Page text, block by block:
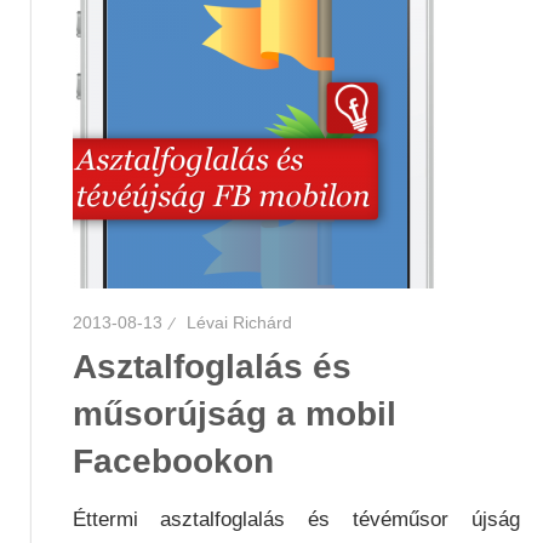
2013-08-13 Lévai Richárd
Asztalfoglalás és
műsorújság a mobil
Facebookon
Éttermi asztalfoglalás és tévéműsor újság